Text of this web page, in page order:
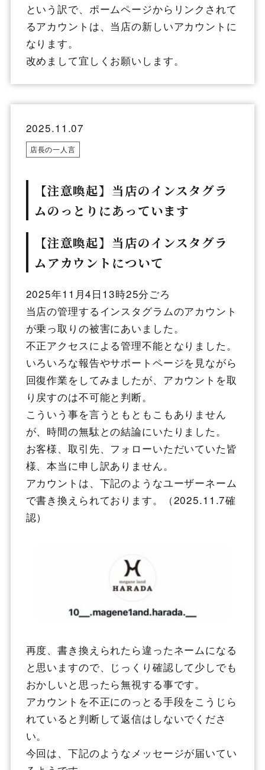
という訳で、ポームページからリンクされて
るアカウントは、当店の新しいアカウントに
なります。
改めまして宜しくお願いします。
2025.11.07
店長の一人言
【注意喚起】当店のインスタグラ
ムのっとりにあっています
【注意喚起】当店のインスタグラ
ムアカウントについて
2025年11月4日13時25分ごろ
当店の管理するインスタグラムのアカウント
が乗っ取りの被害にあいました。
不正アクセスによる管理不能となりました。
いろいろな報告やサポートページを見ながら
回復作業をしてみましたが、アカウントを取
り戻すのは不可能と判断。
こういう事を言うともともこもありません
が、時間の無駄との結論にいたりました。
お客様、取引先、フォローいただいていた皆
様、本当に申し訳ありません。
アカウントは、下記のようなユーザーネーム
で書き換えられております。（2025.11.7確
認）
再度、書き換えられたら違ったネームになる
と思いますので、じっくり確認して少しでも
おかしいと思ったら無視する事です。
アカウントを不正にのっとる手段をこうじら
れていると判断して返信はしないでくださ
い。
今回は、下記のようなメッセージが届いてい